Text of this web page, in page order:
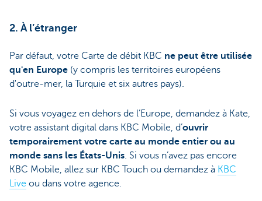
2. À l’étranger
Par défaut, votre Carte de débit KBC ne peut être utilisée
qu'en Europe (y compris les territoires européens
d'outre-mer, la Turquie et six autres pays).
Si vous voyagez en dehors de l’Europe, demandez à Kate,
votre assistant digital dans KBC Mobile, d’ouvrir
temporairement votre carte au monde entier ou au
monde sans les États-Unis. Si vous n’avez pas encore
KBC Mobile, allez sur KBC Touch ou demandez à KBC
Live ou dans votre agence.